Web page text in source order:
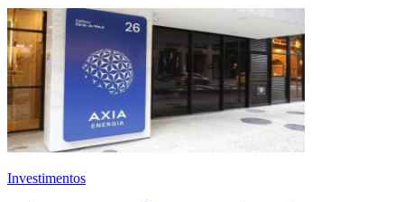
Investimentos